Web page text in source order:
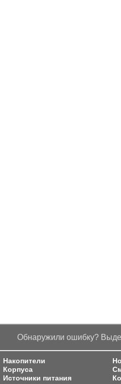
Обнаружили ошибку?
Накопители
Корпуса
Источники питания